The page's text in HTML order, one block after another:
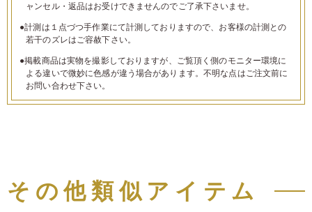
ャンセル・返品はお受けできませんのでご了承下さいませ。
●計測は１点づつ手作業にて計測しておりますので、お客様の計測との
若干のズレはご容赦下さい。
●掲載商品は実物を撮影しておりますが、ご覧頂く側のモニター環境に
よる違いで微妙に色感が違う場合があります。不明な点はご注文前に
お問い合わせ下さい。
その他類似アイテム